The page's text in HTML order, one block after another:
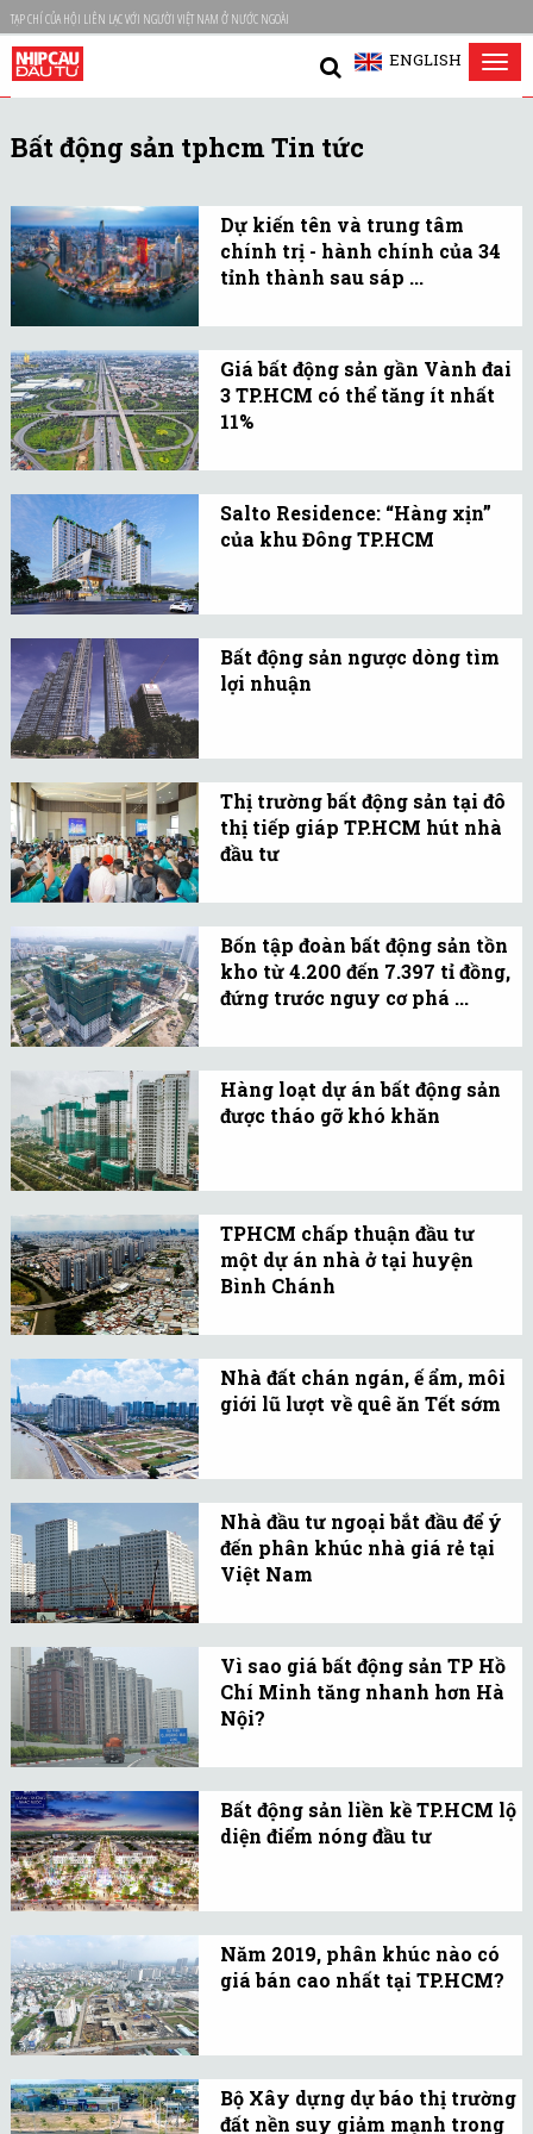
TẠP CHÍ CỦA HỘI LIÊN LẠC VỚI NGƯỜI VIỆT NAM Ở NƯỚC NGOÀI
ENGLISH
Bất động sản tphcm Tin tức
Dự kiến tên và trung tâm
chính trị - hành chính của 34
tỉnh thành sau sáp ...
cả nước giảm 60-70% so
với hiện nay.
Giá bất động sản gần Vành đai
3 TP.HCM có thể tăng ít nhất
11%
Vành đai 3 nói riêng được
triển khai, mặt bằng giá
theo chiều hướng tích
cực hơn.
Salto Residence: “Hàng xịn”
của khu Đông TP.HCM
thiết kế vô cùng thoáng
đãng.
Bất động sản ngược dòng tìm
lợi nhuận
kể đến lợi nhuận của
nhiều doanh nghiệp bất
động sản.
Thị trường bất động sản tại đô
thị tiếp giáp TP.HCM hút nhà
đầu tư
ngày càng bứt phá mạnh
mẽ, đầy tiềm năng thu
hút các nhà đầu tư.
Bốn tập đoàn bất động sản tồn
kho từ 4.200 đến 7.397 tỉ đồng,
đứng trước nguy cơ phá ...
động sản niêm yết trên
sàn chứng khoán lên đến
2 tập đoàn lớn nhất
chiếm 63%.
Hàng loạt dự án bất động sản
được tháo gỡ khó khăn
hỗ trợ doanh nghiệp có
vốn trên 100 tỷ đồng, làm
mọi cách để tạo điều kiện
TPHCM chấp thuận đầu tư
một dự án nhà ở tại huyện
Bình Chánh
trên diện tích hơn 3,1 ha,
nhằm xây dựng khu nhà
chỉnh.
Nhà đất chán ngán, ế ẩm, môi
giới lũ lượt về quê ăn Tết sớm
nhiều công ty cho nhân
viên nghỉ Tết sớm. Thậm
chí có công ty còn cho
Nhà đầu tư ngoại bắt đầu để ý
đến phân khúc nhà giá rẻ tại
Việt Nam
được sự quan tâm đặc biệt
từ các nhà đầu tư Nhật,
Hàn Quốc, Singapore,
Trung Quốc…
Vì sao giá bất động sản TP Hồ
Chí Minh tăng nhanh hơn Hà
Nội?
TP.HCM năm 2019 tăng
xấp xỉ 20% so với năm
Nội chỉ là trên 5%.
Bất động sản liền kề TP.HCM lộ
diện điểm nóng đầu tư
TP.HCM khá ảm đạm, giới
đầu tư có xu hướng tháo
chạy và đi tìm những cơ
Năm 2019, phân khúc nào có
giá bán cao nhất tại TP.HCM?
đồng/m2, nhà mặt phố
hiện đang có giá bán cao
Bộ Xây dựng dự báo thị trường
đất nền suy giảm mạnh trong